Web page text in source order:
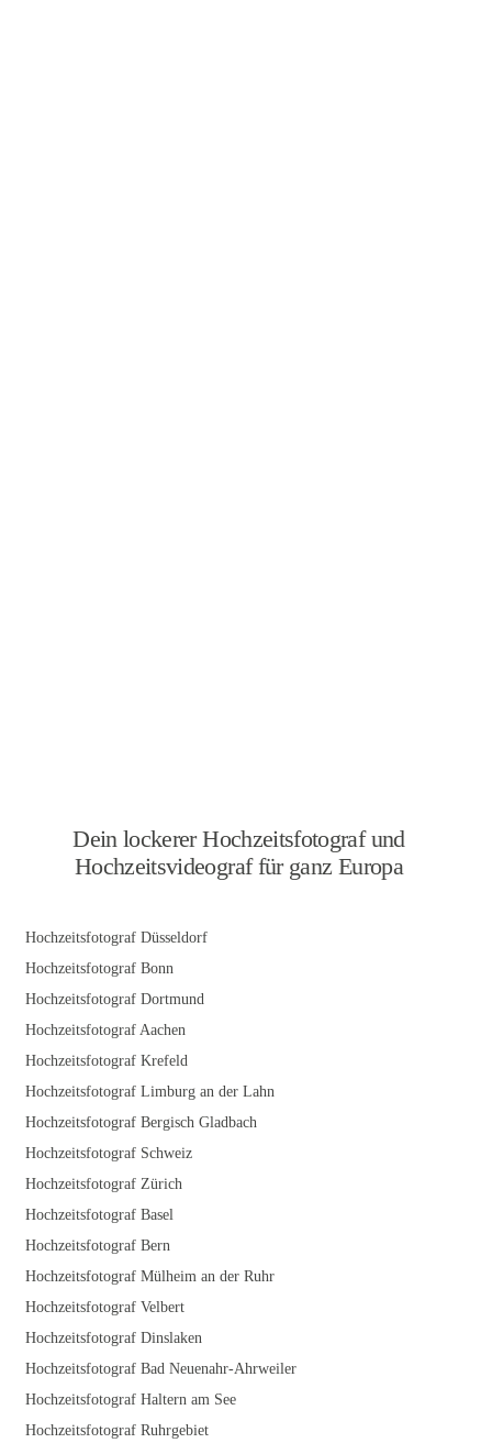
Dein lockerer Hochzeitsfotograf und
Hochzeitsvideograf für ganz Europa
Hochzeitsfotograf Düsseldorf
Hochzeitsfotograf Bonn
Hochzeitsfotograf Dortmund
Hochzeitsfotograf Aachen
Hochzeitsfotograf Krefeld
Hochzeitsfotograf Limburg an der Lahn
Hochzeitsfotograf Bergisch Gladbach
Hochzeitsfotograf Schweiz
Hochzeitsfotograf Zürich
Hochzeitsfotograf Basel
Hochzeitsfotograf Bern
Hochzeitsfotograf Mülheim an der Ruhr
Hochzeitsfotograf Velbert
Hochzeitsfotograf Dinslaken
Hochzeitsfotograf Bad Neuenahr-Ahrweiler
Hochzeitsfotograf Haltern am See
Hochzeitsfotograf Ruhrgebiet